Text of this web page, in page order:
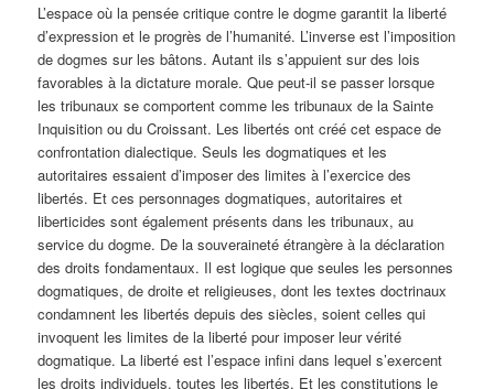
L’espace où la pensée critique contre le dogme garantit la liberté
d’expression et le progrès de l’humanité. L’inverse est l’imposition
de dogmes sur les bâtons. Autant ils s’appuient sur des lois
favorables à la dictature morale. Que peut-il se passer lorsque
les tribunaux se comportent comme les tribunaux de la Sainte
Inquisition ou du Croissant. Les libertés ont créé cet espace de
confrontation dialectique. Seuls les dogmatiques et les
autoritaires essaient d’imposer des limites à l’exercice des
libertés. Et ces personnages dogmatiques, autoritaires et
liberticides sont également présents dans les tribunaux, au
service du dogme. De la souveraineté étrangère à la déclaration
des droits fondamentaux. Il est logique que seules les personnes
dogmatiques, de droite et religieuses, dont les textes doctrinaux
condamnent les libertés depuis des siècles, soient celles qui
invoquent les limites de la liberté pour imposer leur vérité
dogmatique. La liberté est l’espace infini dans lequel s’exercent
les droits individuels, toutes les libertés. Et les constitutions le